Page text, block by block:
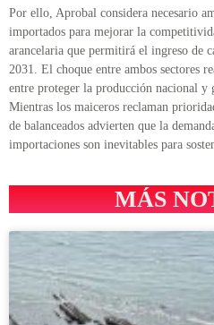
Por ello, Aprobal considera necesario
importados para mejorar la
arancelaria que permitirá el ingreso de
2031. El choque entre ambos sectores
entre proteger la producción nacional y
Mientras los maiceros reclaman
de balanceados advierten que la
importaciones son inevitables para
MÁS